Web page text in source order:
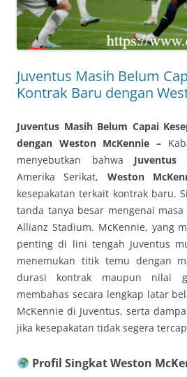
Juventus Masih Belum
Kontrak Baru dengan
Juventus Masih Belum Capai
dengan Weston McKennie –
menyebutkan bahwa Juventus
Amerika Serikat, Weston
kesepakatan terkait kontrak baru.
tanda tanya besar mengenai
Allianz Stadium. McKennie, yang
penting di lini tengah Juventus
menemukan titik temu dengan
durasi kontrak maupun nilai
membahas secara lengkap latar
McKennie di Juventus, serta
jika kesepakatan tidak segera
Profil Singkat Weston